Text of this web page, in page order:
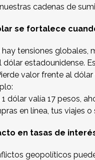
cadenas de
se fortalece
tensiones globales,
estadounidense.
valor frente al dólar
1 dólar valía 17 pesos,
en línea, tus viajes
en tasas de
geopolíticos